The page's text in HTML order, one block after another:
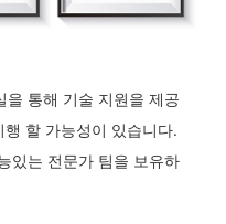
을 통해 기술 지원을 제공
할 가능성이 있습니다.
있는 전문가 팀을 보유하